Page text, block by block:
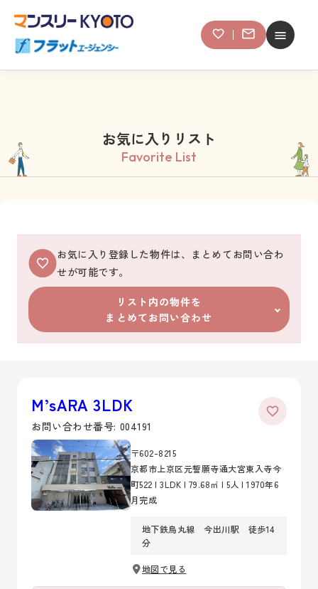
お気に入りリスト
Favorite List
お気に入り登録した物件は、まとめてお問い合わ
せが可能です。
リスト内の物件を
まとめてお問い合わせ
M’sARA 3LDK
お問い合わせ番号: 004191
〒602-8215
京都市上京区元誓願寺通大宮東入寺今
町522 | 3LDK | 79.68㎡ | 5人 | 1970年6
月完成
地下鉄烏丸線 今出川駅 徒歩14
分
地図で見る